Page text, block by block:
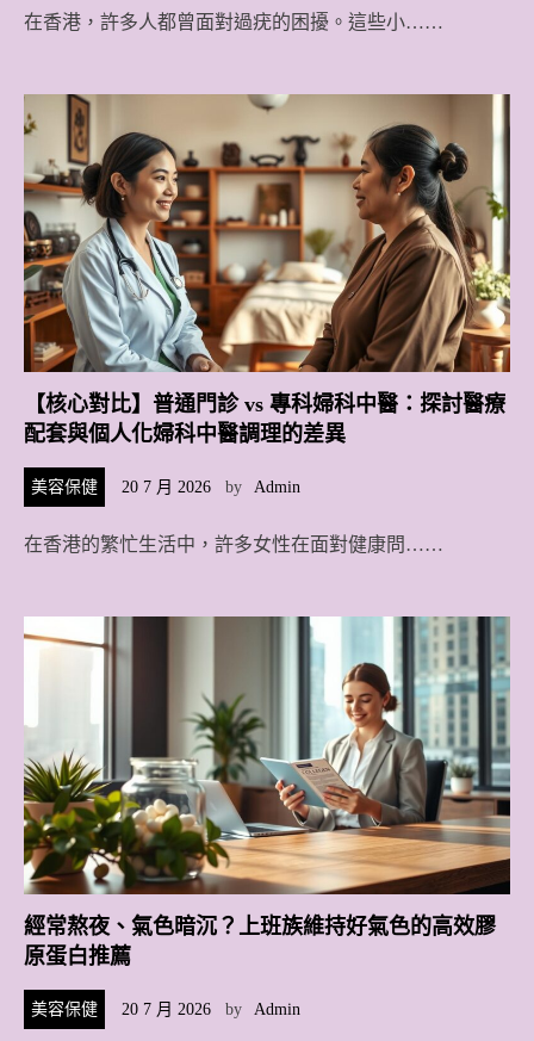
在香港，許多人都曾面對過疣的困擾。這些小……
【核心對比】普通門診 vs 專科婦科中醫：探討醫療
配套與個人化婦科中醫調理的差異
美容保健 20 7 月 2026 by Admin
在香港的繁忙生活中，許多女性在面對健康問……
經常熬夜、氣色暗沉？上班族維持好氣色的高效膠
原蛋白推薦
美容保健 20 7 月 2026 by Admin